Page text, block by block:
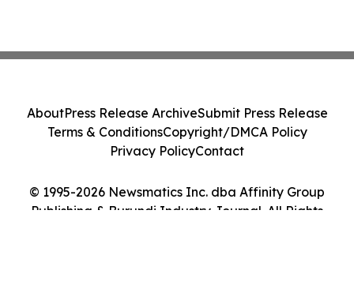
© 1995-2026 Newsmatics Inc. dba Affinity Group
Publishing & Burundi Industry Journal. All Rights
AboutPress Release ArchiveSubmit Press Release
Terms & ConditionsCopyright/DMCA Policy
Privacy PolicyContact